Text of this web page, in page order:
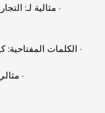
· مثالية لـ: التجارة
المفتاحية: كيس
· مثالي لـ: